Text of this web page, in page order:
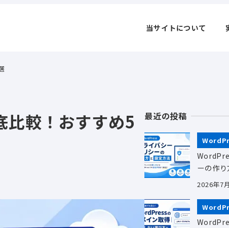
当サイトについて
較！おすすめ5
最近の投稿
ーの作
2026年7